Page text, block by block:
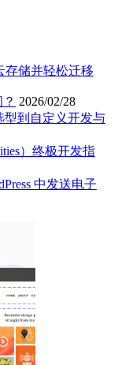
存储并轻松迁移
2026/02/28
型到自定义开发与
）终极开发指
中发送电子